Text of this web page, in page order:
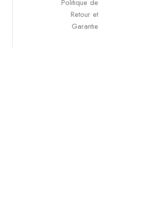
Politique de
Retour et
Garantie